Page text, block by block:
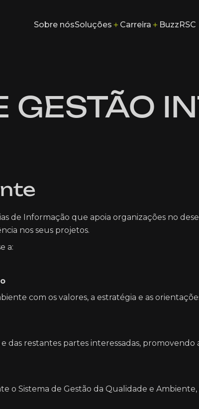
Sobre nósSoluções Carreira
Buzz RSC
GESTÃO
de Informação que apoia organizações no
nos seus projetos.
a:
com os valores, a estratégia e as
das restantes partes interessadas,
Sistema de Gestão da Qualidade e Ambiente,